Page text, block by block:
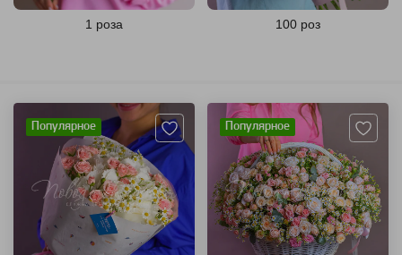
1 роза 100 роз
Популярное Популярное